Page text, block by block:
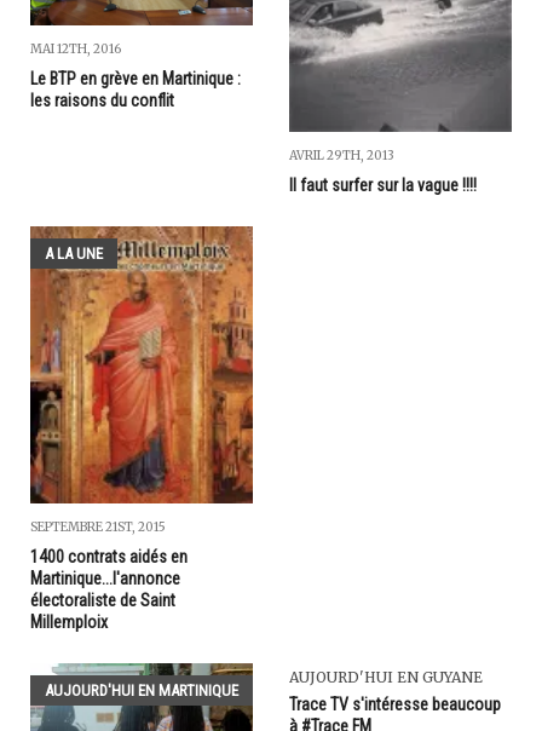
MAI 12TH, 2016
Le BTP en grève en Martinique :
les raisons du conflit
AVRIL 29TH, 2013
Il faut surfer sur la vague !!!!
A LA UNE
SEPTEMBRE 21ST, 2015
1400 contrats aidés en
Martinique...l'annonce
électoraliste de Saint
Millemploix
AUJOURD'HUI EN MARTINIQUE
AUJOURD'HUI EN GUYANE
Trace TV s'intéresse beaucoup
à #Trace FM